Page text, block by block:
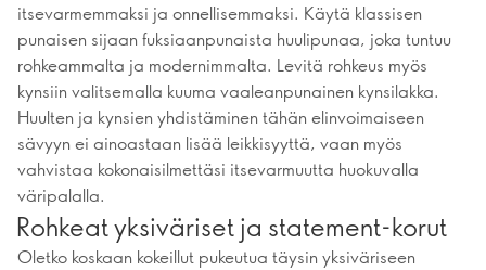
itsevarmemmaksi ja onnellisemmaksi. Käytä klassisen
punaisen sijaan fuksiaanpunaista huulipunaa, joka tuntuu
rohkeammalta ja modernimmalta. Levitä rohkeus myös
kynsiin valitsemalla kuuma vaaleanpunainen kynsilakka.
Huulten ja kynsien yhdistäminen tähän elinvoimaiseen
sävyyn ei ainoastaan lisää leikkisyyttä, vaan myös
vahvistaa kokonaisilmettäsi itsevarmuutta huokuvalla
väripalalla.
Rohkeat yksiväriset ja statement-korut
Oletko koskaan kokeillut pukeutua täysin yksiväriseen